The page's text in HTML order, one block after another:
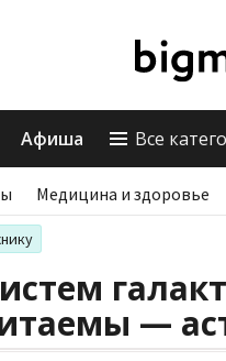
Афиша Все
Медицина и здоровье
—